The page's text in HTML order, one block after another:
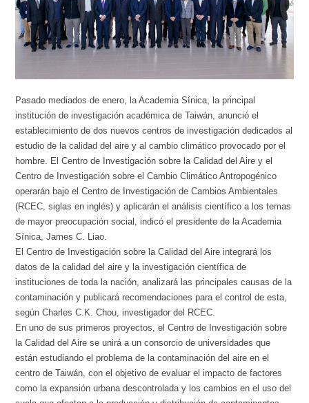
Pasado mediados de enero, la Academia Sínica, la principal
institución de investigación académica de Taiwán, anunció el
establecimiento de dos nuevos centros de investigación dedicados al
estudio de la calidad del aire y al cambio climático provocado por el
hombre. El Centro de Investigación sobre la Calidad del Aire y el
Centro de Investigación sobre el Cambio Climático Antropogénico
operarán bajo el Centro de Investigación de Cambios Ambientales
(RCEC, siglas en inglés) y aplicarán el análisis científico a los temas
de mayor preocupación social, indicó el presidente de la Academia
Sínica, James C. Liao.
El Centro de Investigación sobre la Calidad del Aire integrará los
datos de la calidad del aire y la investigación científica de
instituciones de toda la nación, analizará las principales causas de la
contaminación y publicará recomendaciones para el control de esta,
según Charles C.K. Chou, investigador del RCEC.
En uno de sus primeros proyectos, el Centro de Investigación sobre
la Calidad del Aire se unirá a un consorcio de universidades que
están estudiando el problema de la contaminación del aire en el
centro de Taiwán, con el objetivo de evaluar el impacto de factores
como la expansión urbana descontrolada y los cambios en el uso del